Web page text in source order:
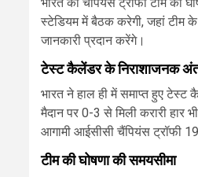
भारत की चैंपियंस ट्रॉफी टीम की
स्टेडियम में बैठक करेगी, जहां टीम
जानकारी प्रदान करेंगे।
टेस्ट कैलेंडर के निराशाजनक
भारत ने हाल ही में समाप्त हुए
मैदान पर 0-3 से मिली करारी हार
आगामी आईसीसी चैंपियंस ट्रॉफी
टीम की घोषणा की समयसीमा